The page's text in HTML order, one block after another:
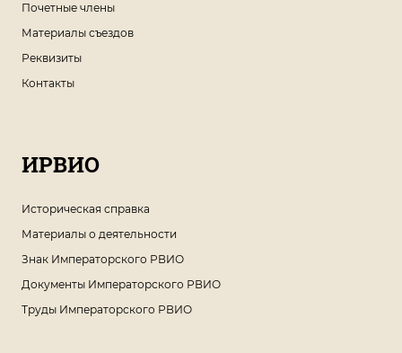
Почетные члены
Материалы съездов
Реквизиты
Контакты
ИРВИО
Историческая справка
Материалы о деятельности
Знак Императорского РВИО
Документы Императорского РВИО
Труды Императорского РВИО